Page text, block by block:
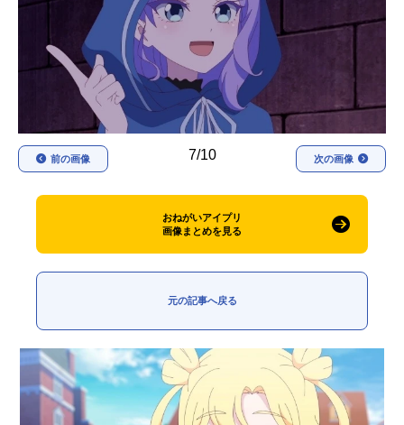
アニメ記事一覧 声優記事一覧
アニメ映画一覧 実写化映画一覧
今期アニメ曜日別一覧
春アニメ 7/10
前の画像 次の画像
おねがいアイプリ
画像まとめを見る
元の記事へ戻る